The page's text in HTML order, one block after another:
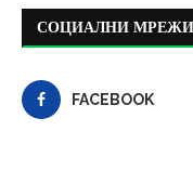
СОЦИАЛНИ
FACEBOOK